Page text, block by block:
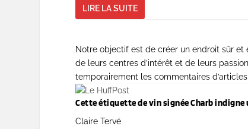
LIRE LA SUITE
Notre objectif est de créer un endroit sûr
de leurs centres d’intérêt et de leurs
temporairement les commentaires d’articles
Cette étiquette de vin signée Charb indigne
Claire Tervé